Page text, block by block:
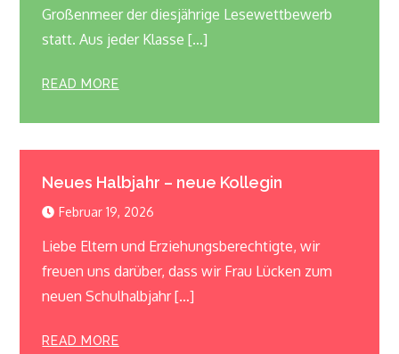
Großenmeer der diesjährige Lesewettbewerb
statt. Aus jeder Klasse […]
READ MORE
Neues Halbjahr – neue Kollegin
Februar 19, 2026
Liebe Eltern und Erziehungsberechtigte, wir
freuen uns darüber, dass wir Frau Lücken zum
neuen Schulhalbjahr […]
READ MORE